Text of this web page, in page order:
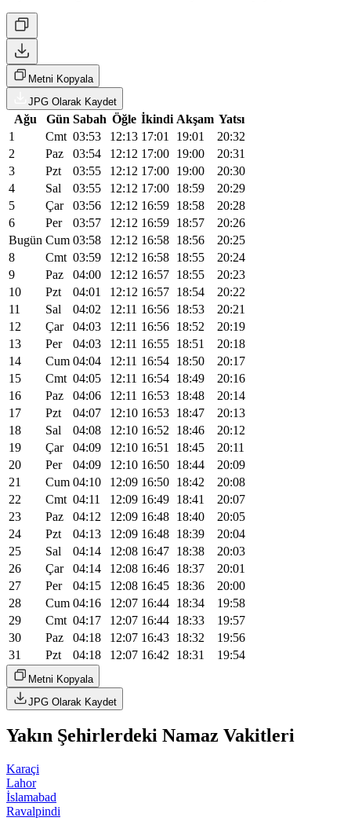
Metni Kopyala
JPG Olarak Kaydet
Ağu Gün Sabah Öğle İkindi Akşam Yatsı
1
Cmt 03:53 12:13 17:01 19:01
20:32
2
Paz 03:54 12:12 17:00 19:00
20:31
3
Pzt 03:55 12:12 17:00 19:00
20:30
4
Sal 03:55 12:12 17:00 18:59
20:29
5
Çar 03:56 12:12 16:59 18:58
20:28
6
Per 03:57 12:12 16:59 18:57
20:26
Bugün Cum 03:58 12:12 16:58 18:56
20:25
8
Cmt 03:59 12:12 16:58 18:55
20:24
9
Paz 04:00 12:12 16:57 18:55
20:23
10
Pzt 04:01 12:12 16:57 18:54
20:22
11
Sal 04:02 12:11 16:56 18:53
20:21
12
Çar 04:03 12:11 16:56 18:52
20:19
13
Per 04:03 12:11 16:55 18:51
20:18
14
Cum 04:04 12:11 16:54 18:50
20:17
15
Cmt 04:05 12:11 16:54 18:49
20:16
16
Paz 04:06 12:11 16:53 18:48
20:14
17
Pzt 04:07 12:10 16:53 18:47
20:13
18
Sal 04:08 12:10 16:52 18:46
20:12
19
Çar 04:09 12:10 16:51 18:45
20:11
20
Per 04:09 12:10 16:50 18:44
20:09
21
Cum 04:10 12:09 16:50 18:42
20:08
22
Cmt 04:11 12:09 16:49 18:41
20:07
23
Paz 04:12 12:09 16:48 18:40
20:05
24
Pzt 04:13 12:09 16:48 18:39
20:04
25
Sal 04:14 12:08 16:47 18:38
20:03
26
Çar 04:14 12:08 16:46 18:37
20:01
27
Per 04:15 12:08 16:45 18:36
20:00
28
Cum 04:16 12:07 16:44 18:34
19:58
29
Cmt 04:17 12:07 16:44 18:33
19:57
30
Paz 04:18 12:07 16:43 18:32
19:56
31
Pzt 04:18 12:07 16:42 18:31 19:54
Metni Kopyala
JPG Olarak Kaydet
Yakın Şehirlerdeki Namaz Vakitleri
Karaçi
Lahor
İslamabad
Ravalpindi